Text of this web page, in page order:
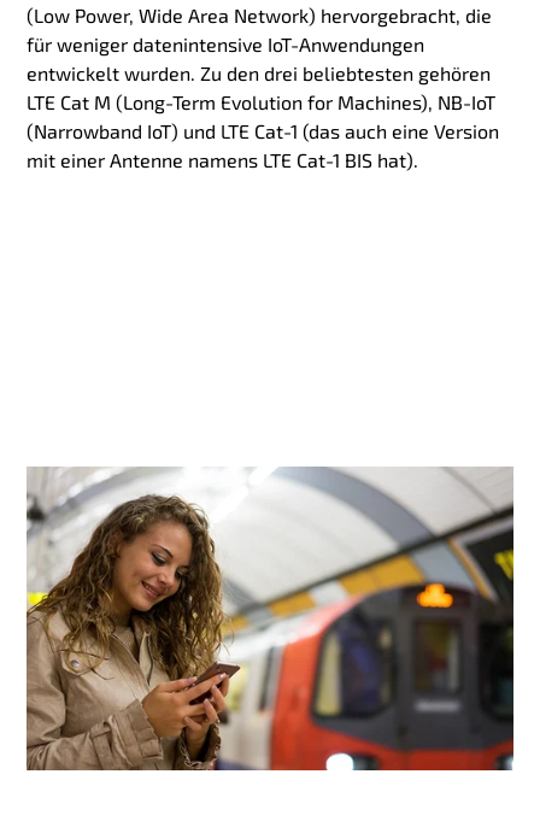
(Low Power, Wide Area Network) hervorgebracht, die
für weniger datenintensive IoT-Anwendungen
entwickelt wurden. Zu den drei beliebtesten gehören
LTE Cat M (Long-Term Evolution for Machines), NB-IoT
(Narrowband IoT) und LTE Cat-1 (das auch eine Version
mit einer Antenne namens LTE Cat-1 BIS hat).